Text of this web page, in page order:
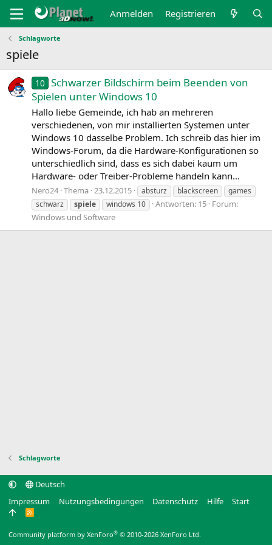
Anmelden Registrieren
Schlagworte
spiele
10 Schwarzer Bildschirm beim Beenden von
Spielen unter Windows 10
Hallo liebe Gemeinde, ich hab an mehreren
verschiedenen, von mir installierten Systemen unter
Windows 10 dasselbe Problem. Ich schreib das hier im
Windows-Forum, da die Hardware-Konfigurationen so
unterschiedlich sind, dass es sich dabei kaum um
Hardware- oder Treiber-Probleme handeln kann...
Nero24 Thema 23.12.2015 absturz blackscreen
games
schwarz
spiele windows 10 Antworten: 15 Forum:
Windows und Software
Schlagworte
Deutsch
Impressum
Nutzungsbedingungen Datenschutz Hilfe Start
R
Community platform by XenForo® © 2010-2026 XenForo Ltd.